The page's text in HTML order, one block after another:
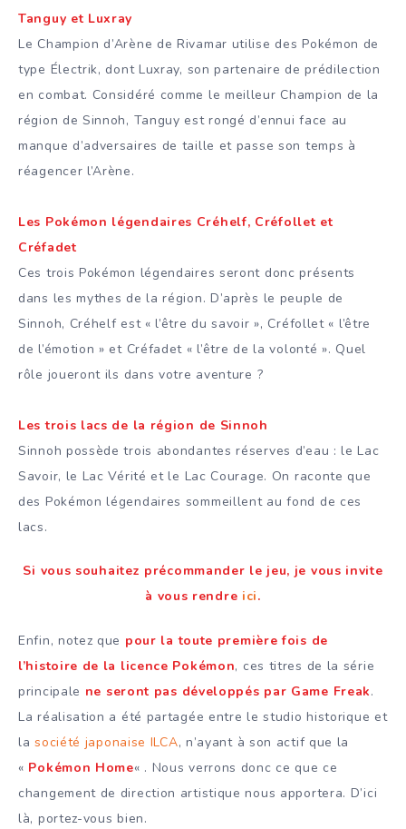
Tanguy et Luxray
Le Champion d’Arène de Rivamar utilise des Pokémon de
type Électrik, dont Luxray, son partenaire de prédilection
en combat. Considéré comme le meilleur Champion de la
région de Sinnoh, Tanguy est rongé d’ennui face au
manque d’adversaires de taille et passe son temps à
réagencer l’Arène.
Les Pokémon légendaires Créhelf, Créfollet et
Créfadet
Ces trois Pokémon légendaires seront donc présents
dans les mythes de la région. D’après le peuple de
Sinnoh, Créhelf est « l’être du savoir », Créfollet « l’être
de l’émotion » et Créfadet « l’être de la volonté ». Quel
rôle joueront ils dans votre aventure ?
Les trois lacs de la région de Sinnoh
Sinnoh possède trois abondantes réserves d’eau : le Lac
Savoir, le Lac Vérité et le Lac Courage. On raconte que
des Pokémon légendaires sommeillent au fond de ces
lacs.
Si vous souhaitez précommander le jeu, je vous invite
à vous rendre ici.
Enfin, notez que pour la toute première fois de
l’histoire de la licence Pokémon, ces titres de la série
principale ne seront pas développés par Game Freak.
La réalisation a été partagée entre le studio historique et
lasociété japonaise ILCA, n’ayant à son actif que la
« Pokémon Home« . Nous verrons donc ce que ce
changement de direction artistique nous apportera. D’ici
là, portez-vous bien.